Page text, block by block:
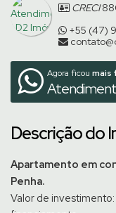
CRECI
+55 (47)
Agora ficou mais
Descrição do
Apartamento em
Penha.
Valor de investimento: